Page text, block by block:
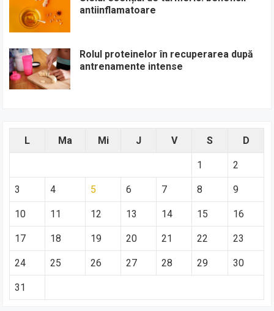
antiinflamatoare
Rolul proteinelor în recuperarea după
antrenamente intense
L Ma Mi J V S D
1 2
3 4 5 6 7 8 9
10 11 12 13 14 15 16
17 18 19 20 21 22 23
24 25 26 27 28 29 30
31